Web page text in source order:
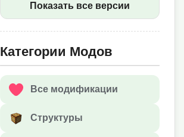
Показать все версии
Категории Модов
Все модификации
Структуры